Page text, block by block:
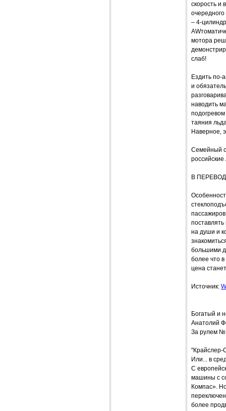
скорость и
– 4-
мотора
слаб!
Ездить по-
и
наводить
таяния
Наверное,
Семейный
В
на души и
большими
более что
цена
Источник:
Богатый и
Анатолий
За рулем
"Крайслер-
Или... в
С
машины с
Компас».
более